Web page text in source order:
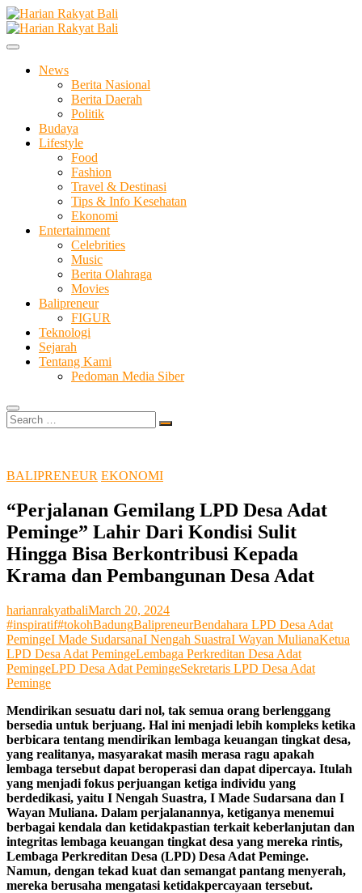
Skip
to
content
Harian Rakyat Bali
Membangun Semangat Kehidupan dan Berbangsa
News
Berita Nasional
Berita Daerah
Politik
Budaya
Lifestyle
Food
Fashion
Travel & Destinasi
Tips & Info Kesehatan
Ekonomi
Entertainment
Celebrities
Music
Berita Olahraga
Movies
Balipreneur
FIGUR
Teknologi
Sejarah
Tentang Kami
Pedoman Media Siber
Search
…
BALIPRENEUR EKONOMI
“Perjalanan Gemilang LPD Desa Adat
Peminge” Lahir Dari Kondisi Sulit
Hingga Bisa Berkontribusi Kepada
Krama dan Pembangunan Desa Adat
harianrakyatbaliMarch 20, 2024
#inspiratif#tokohBadungBalipreneurBendahara LPD Desa Adat
PemingeI Made SudarsanaI Nengah SuastraI Wayan MulianaKetua
LPD Desa Adat PemingeLembaga Perkreditan Desa Adat
PemingeLPD Desa Adat PemingeSekretaris LPD Desa Adat
Peminge
Mendirikan sesuatu dari nol, tak semua orang berlenggang
bersedia untuk berjuang. Hal ini menjadi lebih kompleks ketika
berbicara tentang mendirikan lembaga keuangan tingkat desa,
yang realitanya, masyarakat masih merasa ragu apakah
lembaga tersebut dapat beroperasi dan dapat dipercaya. Itulah
yang menjadi fokus perjuangan ketiga individu yang
berdedikasi, yaitu I Nengah Suastra, I Made Sudarsana dan I
Wayan Muliana. Dalam perjalanannya, ketiganya menemui
berbagai kendala dan ketidakpastian terkait keberlanjutan dan
integritas lembaga keuangan tingkat desa yang mereka rintis,
Lembaga Perkreditan Desa (LPD) Desa Adat Peminge.
Namun, dengan tekad kuat dan semangat pantang menyerah,
mereka berusaha mengatasi ketidakpercayaan tersebut.